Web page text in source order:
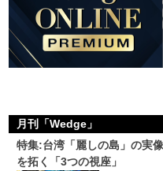
月刊「Wedge」
特集:台湾「麗しの島」の実
を拓く「3つの視座」